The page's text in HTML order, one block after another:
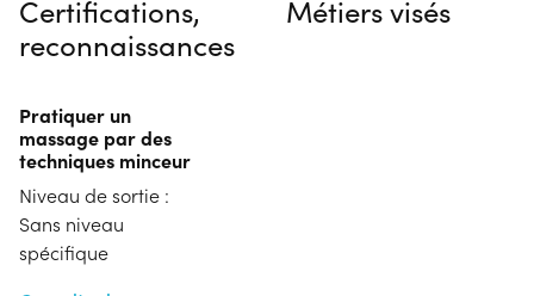
Certifications,
reconnaissances
Pratiquer un
massage par des
techniques minceur
Niveau de sortie :
Sans niveau
spécifique
Métiers visés